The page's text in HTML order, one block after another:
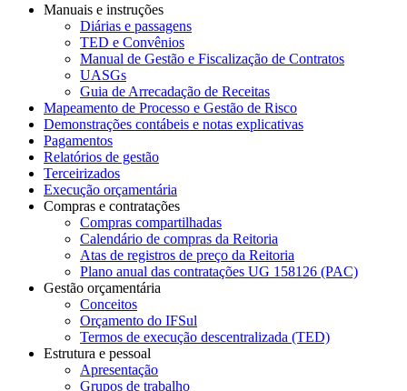
Manuais e instruções
Diárias e passagens
TED e Convênios
Manual de Gestão e Fiscalização de Contratos
UASGs
Guia de Arrecadação de Receitas
Mapeamento de Processo e Gestão de Risco
Demonstrações contábeis e notas explicativas
Pagamentos
Relatórios de gestão
Terceirizados
Execução orçamentária
Compras e contratações
Compras compartilhadas
Calendário de compras da Reitoria
Atas de registros de preço da Reitoria
Plano anual das contratações UG 158126 (PAC)
Gestão orçamentária
Conceitos
Orçamento do IFSul
Termos de execução descentralizada (TED)
Estrutura e pessoal
Apresentação
Grupos de trabalho